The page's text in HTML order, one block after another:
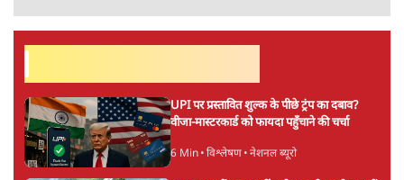
UPI पर प्रस्तावित शुल्क के पीछे ट्रंप का दबाव?
वीजा-मास्टरकार्ड को फायदा पहुँचाने की चर्चा
6 Min• विश्लेषण• नेशनल ब्यूरो